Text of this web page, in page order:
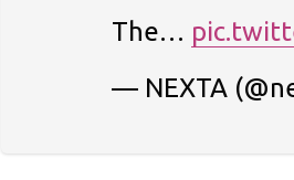
The…
— NEXTA